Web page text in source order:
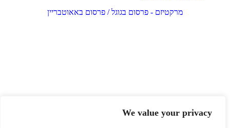
We value your privacy
מרקטיזם - פרסום בגוגל / פרסום באאוטבריין